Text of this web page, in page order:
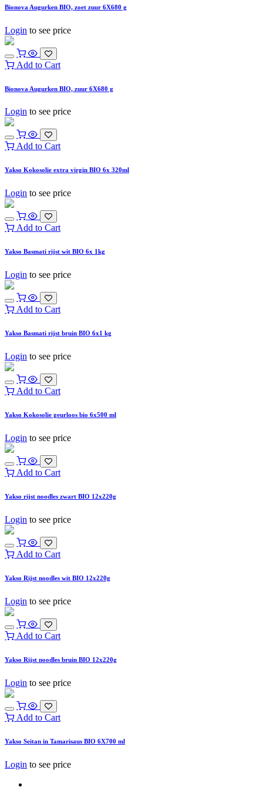
Bionova Augurken BIO, zoet zuur 6X680 g
Login to see price
Add to Cart
Bionova Augurken BIO, zuur 6X680 g
Login to see price
Add to Cart
Yakso Kokosolie extra virgin BIO 6x 320ml
Login to see price
Add to Cart
Yakso Basmati rijst wit BIO 6x 1kg
Login to see price
Add to Cart
Yakso Basmati rijst bruin BIO 6x1 kg
Login to see price
Add to Cart
Yakso Kokosolie geurloos bio 6x500 ml
Login to see price
Add to Cart
Yakso rijst noodles zwart BIO 12x220g
Login to see price
Add to Cart
Yakso Rijst noodles wit BIO 12x220g
Login to see price
Add to Cart
Yakso Rijst noodles bruin BIO 12x220g
Login to see price
Add to Cart
Yakso Seitan in Tamarisaus BIO 6X700 ml
Login to see price